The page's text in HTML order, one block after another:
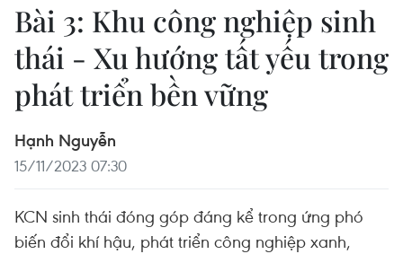
Bài 3: Khu công nghiệp sinh
thái - Xu hướng tất yếu trong
phát triển bền vững
Hạnh Nguyễn
15/11/2023 07:30
KCN sinh thái đóng góp đáng kể trong ứng phó
biến đổi khí hậu, phát triển công nghiệp xanh,